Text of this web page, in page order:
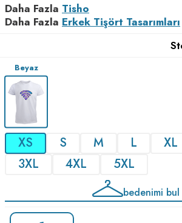
Daha Fazla Tisho
Daha Fazla Erkek Tişört Tasarımları
Beyaz
XS S M L XL
3XL
4XL 5XL
bedenimi bul